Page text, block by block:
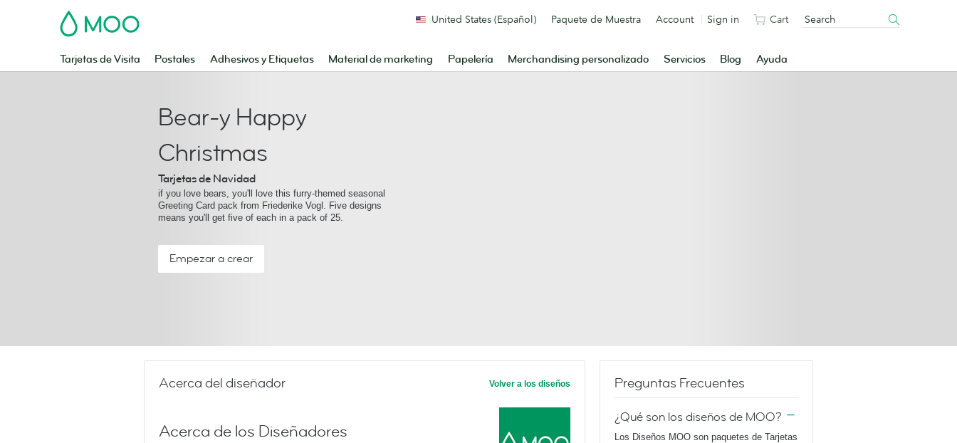
MOO
Tarjetas de Visita Postales Adhesivos y Etiquetas Material de marketing Papelería Merchandising personalizado Servicios Blog Ayuda
United States (Español) Paquete de Muestra Account Sign in Cart
Bear-y Happy
Christmas
Tarjetas de Navidad
if you love bears, you'll love this furry-themed seasonal
Greeting Card pack from Friederike Vogl. Five designs
means you'll get five of each in a pack of 25.
Empezar a crear
Acerca del diseñador Volver a los diseños
Acerca de los Diseñadores
Preguntas Frecuentes
¿Qué son los diseños de MOO?
Los Diseños MOO son paquetes de Tarjetas